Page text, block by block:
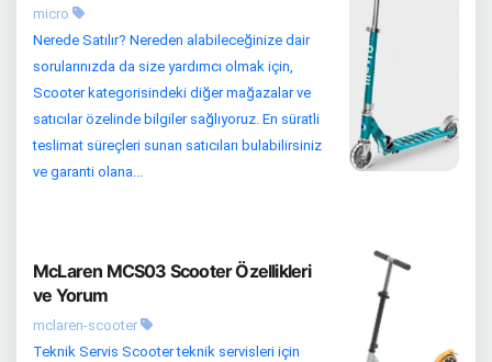
micro
Nerede Satılır? Nereden alabileceğinize dair
sorularınızda da size yardımcı olmak için,
Scooter kategorisindeki diğer mağazalar ve
satıcılar özelinde bilgiler sağlıyoruz. En süratli
teslimat süreçleri sunan satıcıları bulabilirsiniz
ve garanti olana...
McLaren MCS03 Scooter Özellikleri
ve Yorum
mclaren-scooter
Teknik Servis Scooter teknik servisleri için